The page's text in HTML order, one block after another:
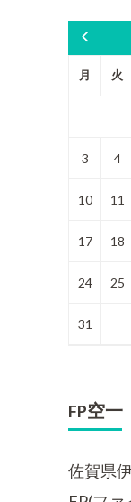
月 火
3 4
10 11
17 18
24 25
31
FP空一
佐賀県